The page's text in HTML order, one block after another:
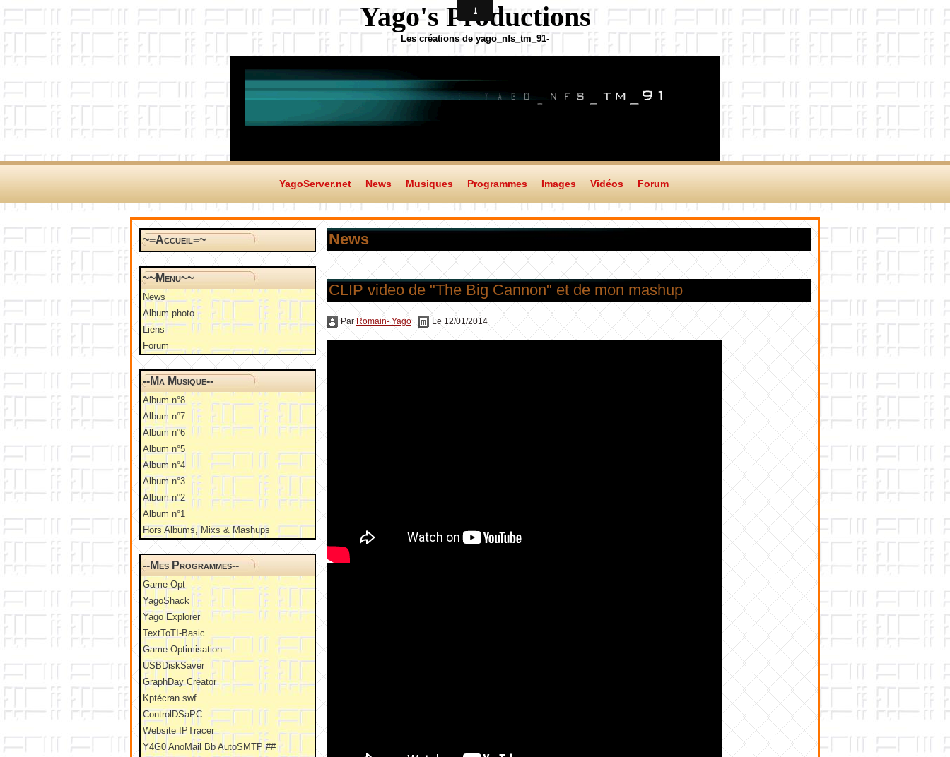
Yago's Productions
Les créations de yago_nfs_tm_91-
YagoServer.net News Musiques Programmes Images Vidéos Forum
~=Accueil=~
~~Menu~~
News
Album photo
Liens
Forum
--Ma Musique--
Album n°8
Album n°7
Album n°6
Album n°5
Album n°4
Album n°3
Album n°2
Album n°1
Hors Albums, Mixs & Mashups
--Mes Programmes--
Game Opt
YagoShack
Yago Explorer
TextToTI-Basic
Game Optimisation
USBDiskSaver
GraphDay Créator
Kptécran swf
ControlDSaPC
Website IPTracer
Y4G0 AnoMail Bb AutoSMTP ##
News
CLIP video de "The Big Cannon" et de mon mashup
ParRomain- Yago Le 12/01/2014